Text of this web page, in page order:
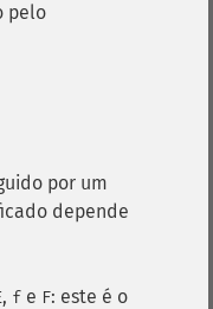
pelo
por um
depende
, f e F: este é o